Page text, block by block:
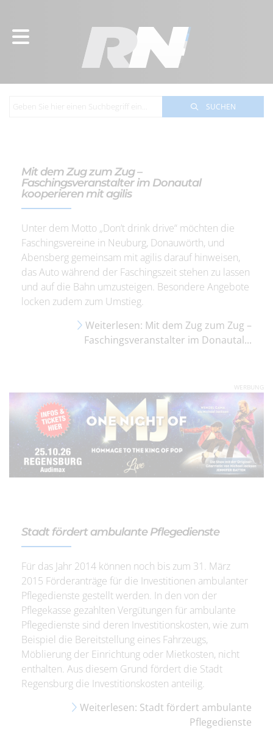
SUCHEN
Mit dem Zug zum Zug –
Faschingsveranstalter im Donautal
kooperieren mit agilis
Unter dem Motto „Don’t drink drive“ möchten die
Faschingsvereine in Neuburg, Donauwörth, und
Abensberg gemeinsam mit agilis darauf hinweisen,
das Auto während der Faschingszeit stehen zu lassen
und auf die Bahn umzusteigen. Besondere Angebote
locken zudem zum Umstieg.
Weiterlesen: Mit dem Zug zum Zug –
Faschingsveranstalter im Donautal...
WERBUNG
Stadt fördert ambulante Pflegedienste
Für das Jahr 2014 können noch bis zum 31. März
2015 Förderanträge für die Investitionen ambulanter
Pflegedienste gestellt werden. In den von der
Pflegekasse gezahlten Vergütungen für ambulante
Pflegedienste sind deren Investitionskosten, wie zum
Beispiel die Bereitstellung eines Fahrzeugs,
Möblierung der Einrichtung oder Mietkosten, nicht
enthalten. Aus diesem Grund fördert die Stadt
Regensburg die Investitionskosten anteilig.
Weiterlesen: Stadt fördert ambulante
Pflegedienste